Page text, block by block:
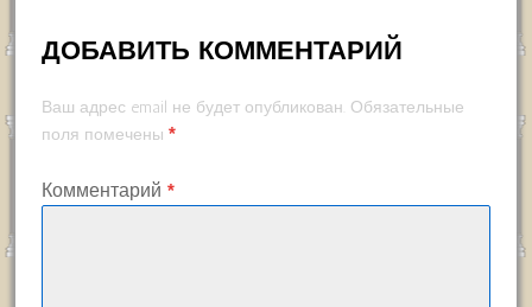
ДОБАВИТЬ КОММЕНТАРИЙ
Ваш адрес email не будет опубликован. Обязательные
поля помечены *
Комментарий *